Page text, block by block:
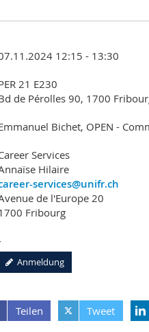
12:15 - 13:30
21 E230
de Pérolles 90, 1700
Bichet, OPEN -
Services
Hilaire
services@unifr.ch
de l'Europe 20
Fribourg
Anmeldung
Teilen Tweet